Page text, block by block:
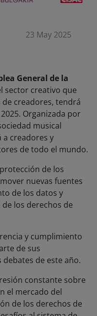
23 May 2025
General de la
sector creativo que
creadores, tendrá
Organizada por
musical
a creadores y
de todo el mundo.
de los
nuevas fuentes
de los datos y
los derechos de
y cumplimiento
de sus
de este año.
constante sobre
el mercado del
de los derechos de